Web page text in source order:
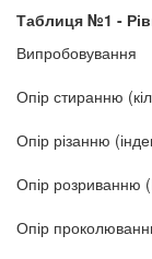
Таблиця №1 -
Випробовування
Опір стиранню
Опір різанню
Опір розриванню
Опір